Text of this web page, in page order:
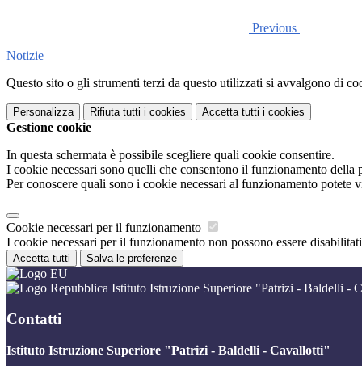
Previous
Notizie
Questo sito o gli strumenti terzi da questo utilizzati si avvalgono di
Personalizza Rifiuta tutti i cookies Accetta tutti i cookies
Gestione cookie
In questa schermata è possibile scegliere quali cookie consentire.
I cookie necessari sono quelli che consentono il funzionamento
Per conoscere quali sono i cookie necessari al funzionamento potete
Cookie necessari per il funzionamento
I cookie necessari per il funzionamento non possono essere
Accetta tutti Salva le preferenze
Istituto Istruzione Superiore "Patrizi - Baldelli -
Contatti
Istituto Istruzione Superiore "Patrizi - Baldelli - Cavallotti"